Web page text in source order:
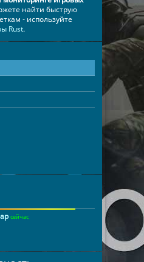
найти быструю
- используйте
Rust.
Время
06:55:58
00:30:17
сейчас